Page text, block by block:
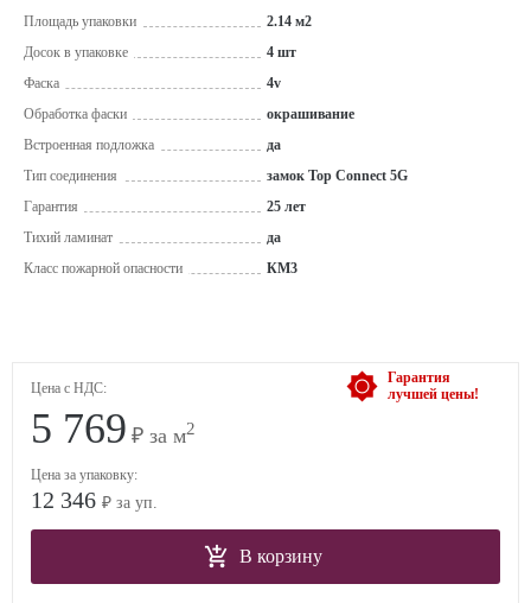
Площадь упаковки
2.14 м2
Досок в упаковке
4 шт
Фаска
4v
Обработка фаски
окрашивание
Встроенная подложка
да
Тип соединения
замок Top Connect 5G
Гарантия
25 лет
Тихий ламинат
да
Класс пожарной опасности
КМ3
Гарантия
лучшей цены!
Цена с НДС:
5 769 ₽ за м2
Цена за упаковку:
12 346 ₽ за уп.
В корзину